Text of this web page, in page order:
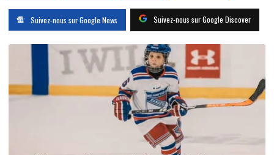
Suivez-nous sur Google News Suivez-nous sur Google Discover